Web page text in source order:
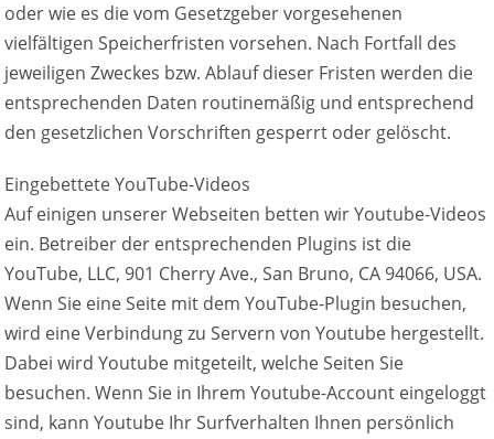
oder wie es die vom Gesetzgeber vorgesehenen
vielfältigen Speicherfristen vorsehen. Nach Fortfall des
jeweiligen Zweckes bzw. Ablauf dieser Fristen werden die
entsprechenden Daten routinemäßig und entsprechend
den gesetzlichen Vorschriften gesperrt oder gelöscht.
Eingebettete YouTube-Videos
Auf einigen unserer Webseiten betten wir Youtube-Videos
ein. Betreiber der entsprechenden Plugins ist die
YouTube, LLC, 901 Cherry Ave., San Bruno, CA 94066, USA.
Wenn Sie eine Seite mit dem YouTube-Plugin besuchen,
wird eine Verbindung zu Servern von Youtube hergestellt.
Dabei wird Youtube mitgeteilt, welche Seiten Sie
besuchen. Wenn Sie in Ihrem Youtube-Account eingeloggt
sind, kann Youtube Ihr Surfverhalten Ihnen persönlich